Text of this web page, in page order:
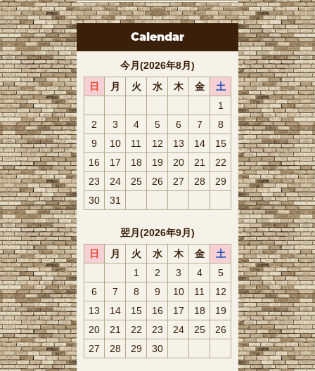
Calendar
今月(2026年8月)
日
月 火 水 木 金
土
1
2
3 4 5 6 7
8
9
10 11 12 13 14
15
16
17 18 19 20 21
22
23
24 25 26 27 28
29
30
31
翌月(2026年9月)
日
月 火 水 木 金
土
1
2 3 4
5
6
7 8 9 10 11
12
13
14 15 16 17 18
19
20
21 22 23 24 25
26
27
28 29 30